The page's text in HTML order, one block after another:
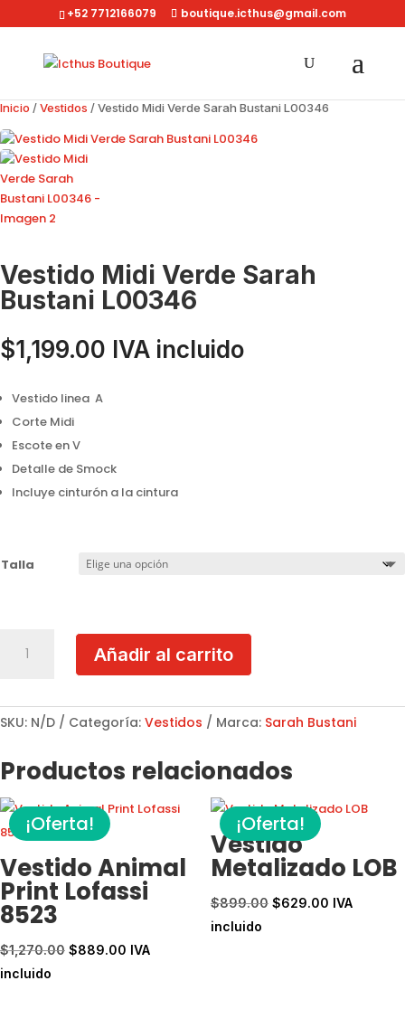
+52 7712166079 boutique.icthus@gmail.com
Inicio /Vestidos / Vestido Midi Verde Sarah Bustani L00346
Vestido Midi Verde Sarah
Bustani L00346
$1,199.00 IVA incluido
Vestido linea A
Corte Midi
Escote en V
Detalle de Smock
Incluye cinturón a la cintura
Talla
Bustani
cantidad
Añadir al carrito
SKU: N/D Categoría: Vestidos Marca: Sarah Bustani
Productos relacionados
¡Oferta!
Vestido Animal
Print Lofassi
8523
$1,270.00 El
$889.00 El
IVA
incluido
¡Oferta!
Vestido
Metalizado LOB
$899.00 El
$629.00ElIVA
incluido